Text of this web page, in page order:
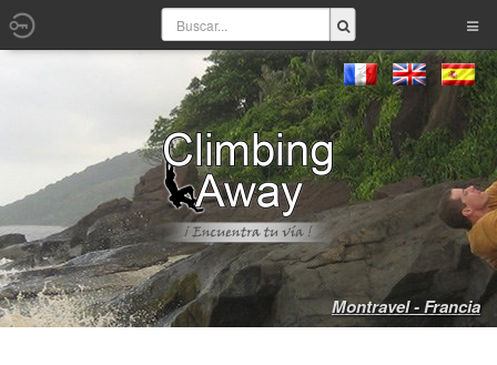
Montravel - Francia